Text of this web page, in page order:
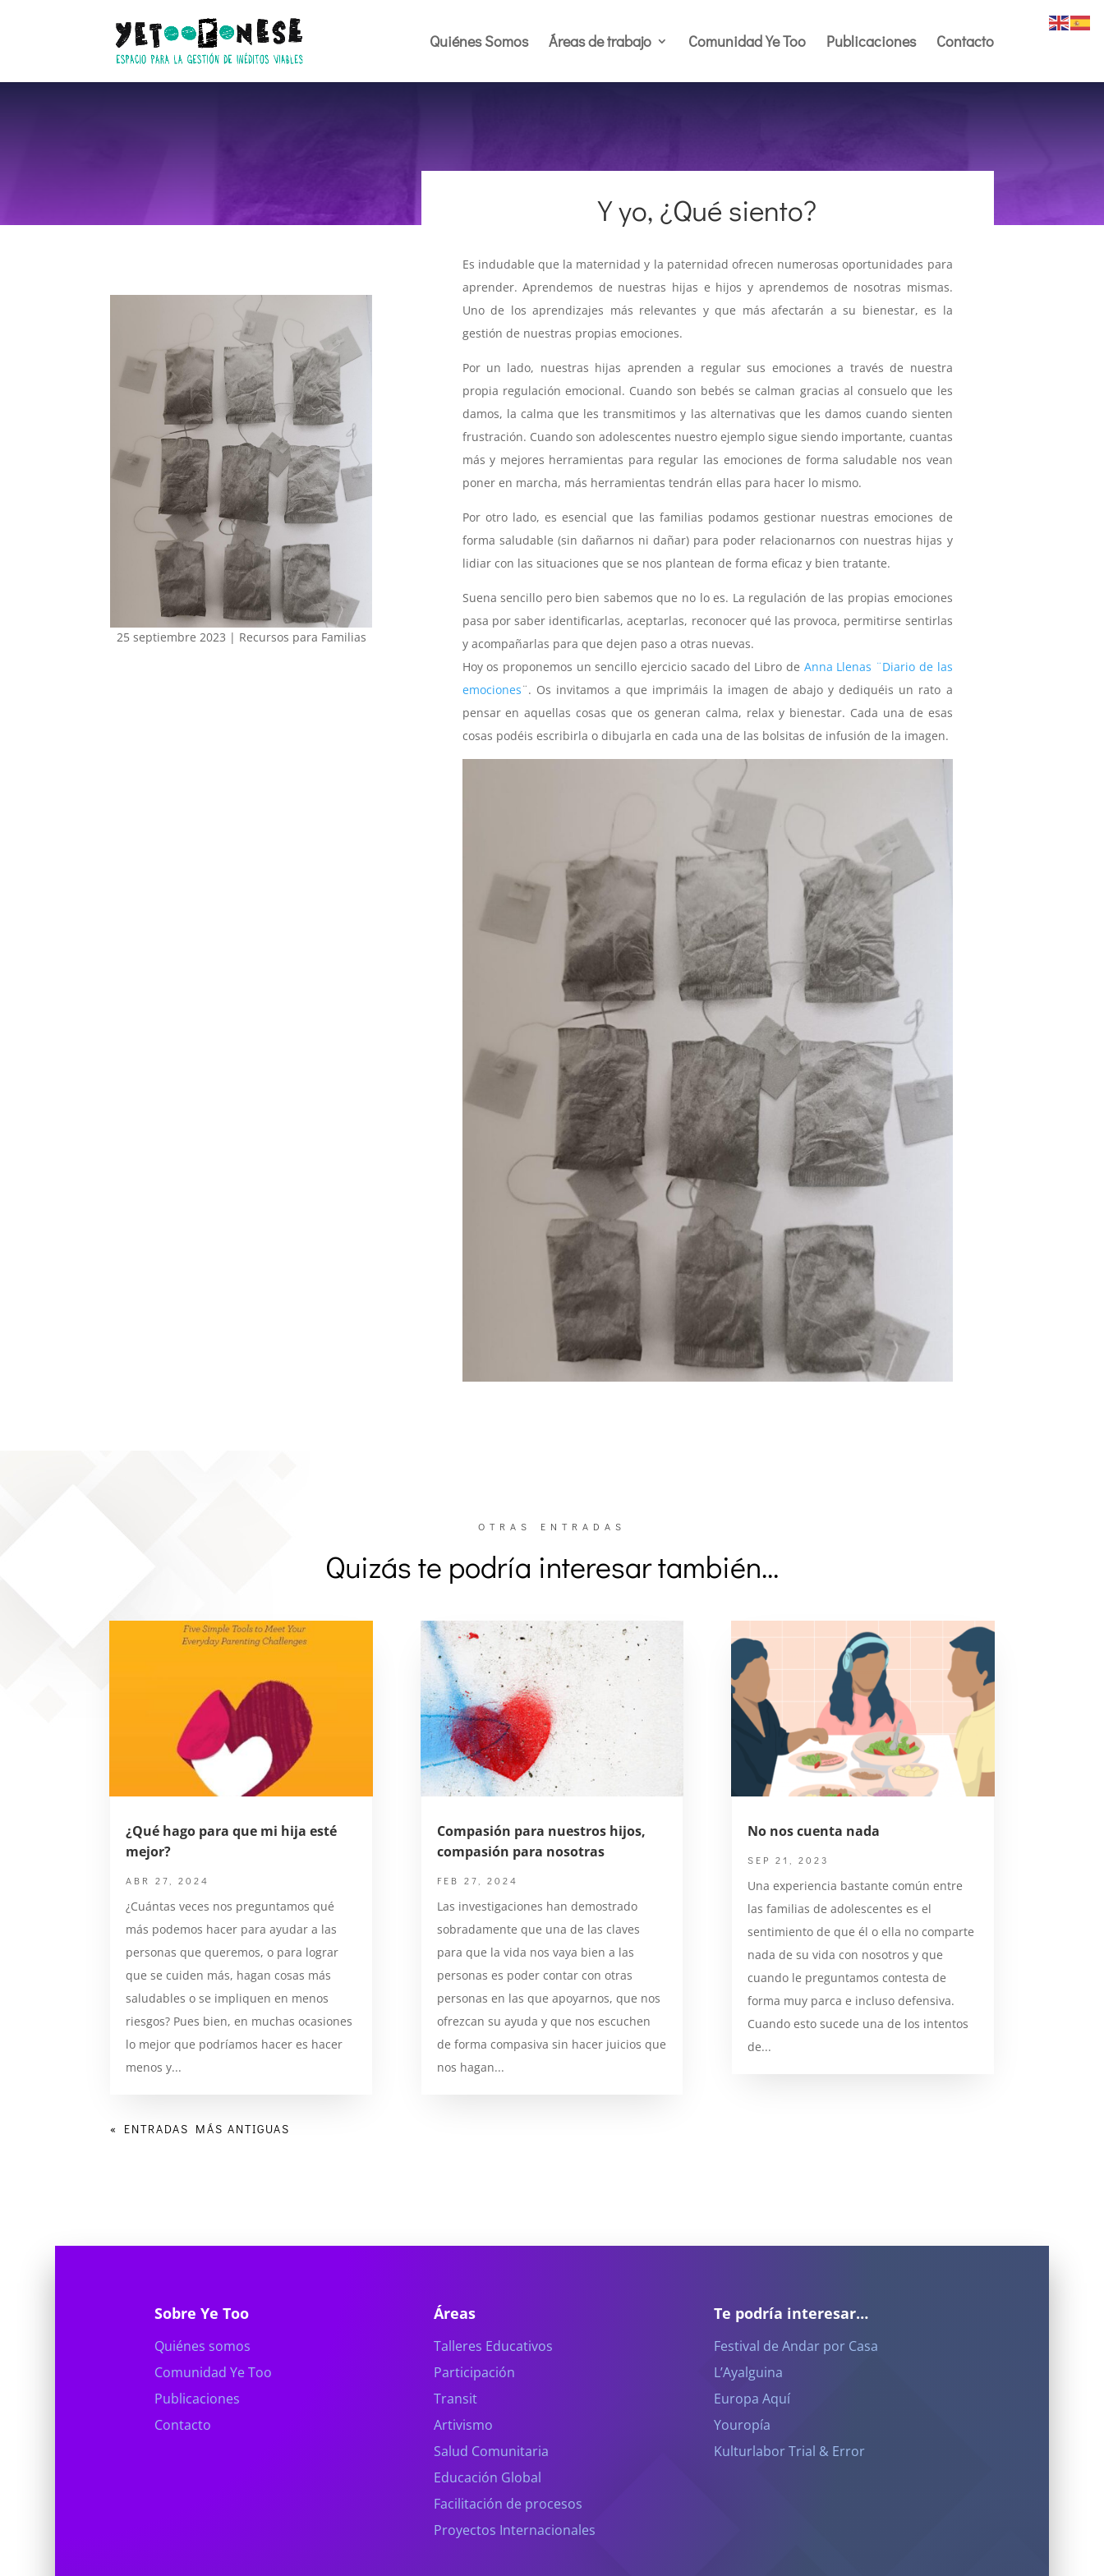
Quiénes Somos Áreas de trabajo Comunidad Ye Too Publicaciones Contacto
25 septiembre 2023 | Recursos para Familias
Y yo, ¿Qué siento?
Es indudable que la maternidad y la paternidad ofrecen numerosas oportunidades para
aprender. Aprendemos de nuestras hijas e hijos y aprendemos de nosotras mismas.
Uno de los aprendizajes más relevantes y que más afectarán a su bienestar, es la
gestión de nuestras propias emociones.
Por un lado, nuestras hijas aprenden a regular sus emociones a través de nuestra
propia regulación emocional. Cuando son bebés se calman gracias al consuelo que les
damos, la calma que les transmitimos y las alternativas que les damos cuando sienten
frustración. Cuando son adolescentes nuestro ejemplo sigue siendo importante, cuantas
más y mejores herramientas para regular las emociones de forma saludable nos vean
poner en marcha, más herramientas tendrán ellas para hacer lo mismo.
Por otro lado, es esencial que las familias podamos gestionar nuestras emociones de
forma saludable (sin dañarnos ni dañar) para poder relacionarnos con nuestras hijas y
lidiar con las situaciones que se nos plantean de forma eficaz y bien tratante.
Suena sencillo pero bien sabemos que no lo es. La regulación de las propias emociones
pasa por saber identificarlas, aceptarlas, reconocer qué las provoca, permitirse sentirlas
y acompañarlas para que dejen paso a otras nuevas.
Hoy os proponemos un sencillo ejercicio sacado del Libro de Anna Llenas ¨Diario de las
emociones¨. Os invitamos a que imprimáis la imagen de abajo y dediquéis un rato a
pensar en aquellas cosas que os generan calma, relax y bienestar. Cada una de esas
cosas podéis escribirla o dibujarla en cada una de las bolsitas de infusión de la imagen.
OTRAS ENTRADAS
Quizás te podría interesar también…
¿Qué hago para que mi hija esté
mejor?
ABR 27, 2024
¿Cuántas veces nos preguntamos qué
más podemos hacer para ayudar a las
personas que queremos, o para lograr
que se cuiden más, hagan cosas más
saludables o se impliquen en menos
riesgos? Pues bien, en muchas ocasiones
lo mejor que podríamos hacer es hacer
menos y...
Compasión para nuestros hijos,
compasión para nosotras
FEB 27, 2024
Las investigaciones han demostrado
sobradamente que una de las claves
para que la vida nos vaya bien a las
personas es poder contar con otras
personas en las que apoyarnos, que nos
ofrezcan su ayuda y que nos escuchen
de forma compasiva sin hacer juicios que
nos hagan...
No nos cuenta nada
SEP 21, 2023
Una experiencia bastante común entre
las familias de adolescentes es el
sentimiento de que él o ella no comparte
nada de su vida con nosotros y que
cuando le preguntamos contesta de
forma muy parca e incluso defensiva.
Cuando esto sucede una de los intentos
de...
« ENTRADAS MÁS ANTIGUAS
Sobre Ye Too
Quiénes somos
Comunidad Ye Too
Publicaciones
Contacto
Áreas
Talleres Educativos
Participación
Transit
Artivismo
Salud Comunitaria
Educación Global
Facilitación de procesos
Proyectos Internacionales
Te podría interesar…
Festival de Andar por Casa
L’Ayalguina
Europa Aquí
Youropía
Kulturlabor Trial & Error